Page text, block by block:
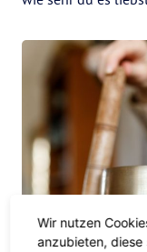
Wir nutzen
anzubieten,